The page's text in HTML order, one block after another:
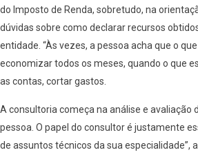
do Imposto de Renda, sobretudo, na
dúvidas sobre como declarar recursos
entidade. “Às vezes, a pessoa acha que o
economizar todos os meses, quando o que
as contas, cortar gastos.
A consultoria começa na análise e avaliação
pessoa. O papel do consultor é justamente
de assuntos técnicos da sua especialidade”,